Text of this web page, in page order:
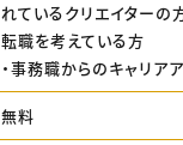
れているクリエイター
転職を考えている方
・事務職からのキャリア
無料